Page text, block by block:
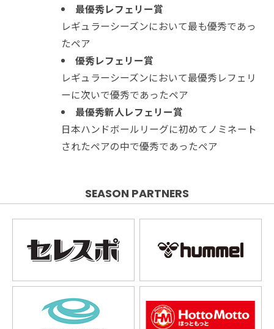
最優秀レフェリー賞
レギュラーシーズンにおいて最も優秀であっ
たペア
優秀レフェリー賞
レギュラーシーズンにおいて最優秀レフェリ
ーに次いで優秀であったペア
最優秀新人レフェリー賞
日本ハンドボールリーグに初めてノミネート
されたペアの中で優秀であったペア
SEASON PARTNERS